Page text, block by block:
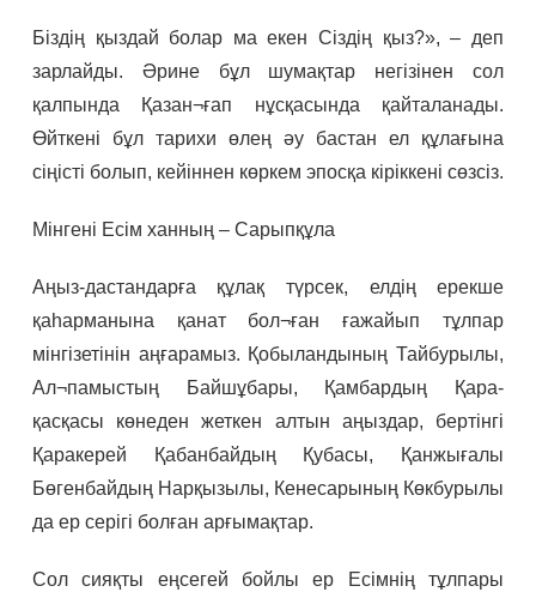
Біздің қыздай болар ма екен Сіздің қыз?», – деп
зарлайды. Әрине бұл шумақтар негізінен сол
қалпында Қазан¬ғап нұсқасында қайталанады.
Өйткені бұл тарихи өлең әу бастан ел құлағына
сіңісті болып, кейіннен көркем эпосқа кіріккені сөзсіз.
Мінгені Есім ханның – Сарыпқұла
Аңыз-дастандарға құлақ түрсек, елдің ерекше
қаһарманына қанат бол¬ған ғажайып тұлпар
мінгізетінін аңғарамыз. Қобыландының Тайбурылы,
Ал¬памыстың Байшұбары, Қамбардың Қара-
қасқасы көнеден жеткен алтын аңыздар, бертінгі
Қаракерей Қабанбайдың Қубасы, Қанжығалы
Бөгенбайдың Нарқызылы, Кенесарының Көкбурылы
да ер серігі болған арғымақтар.
Сол сияқты еңсегей бойлы ер Есімнің тұлпары